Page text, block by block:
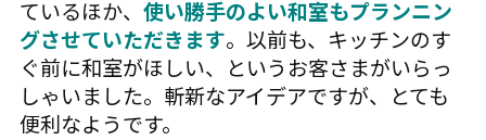
ているほか、 使い勝手のよい和室もプランニン
グさせていただきます。以前も、キッチンのす
ぐ前に和室がほしい、というお客さまがいらっ
しゃいました。斬新なアイデアですが、とても
便利なようです。